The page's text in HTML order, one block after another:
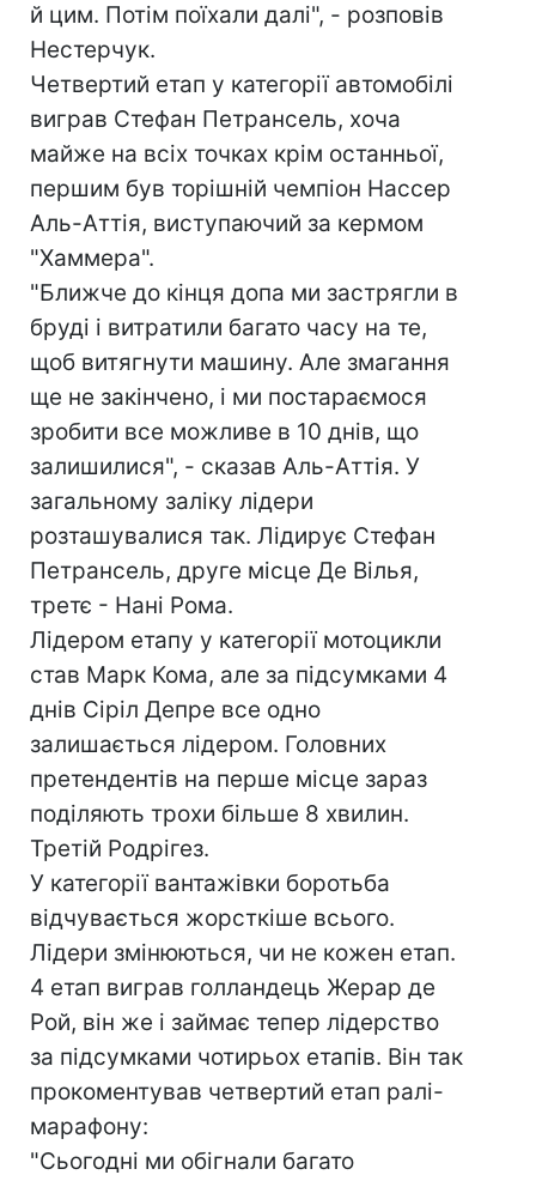
й цим. Потім поїхали далі", - розповів
Нестерчук.
Четвертий етап у категорії автомобілі
виграв Стефан Петрансель, хоча
майже на всіх точках крім останньої,
першим був торішній чемпіон Нассер
Аль-Аттія, виступаючий за кермом
"Хаммера".
"Ближче до кінця допа ми застрягли в
бруді і витратили багато часу на те,
щоб витягнути машину. Але змагання
ще не закінчено, і ми постараємося
зробити все можливе в 10 днів, що
залишилися", - сказав Аль-Аттія. У
загальному заліку лідери
розташувалися так. Лідирує Стефан
Петрансель, друге місце Де Вілья,
третє - Нані Рома.
Лідером етапу у категорії мотоцикли
став Марк Кома, але за підсумками 4
днів Сіріл Депре все одно
залишається лідером. Головних
претендентів на перше місце зараз
поділяють трохи більше 8 хвилин.
Третій Родрігез.
У категорії вантажівки боротьба
відчувається жорсткіше всього.
Лідери змінюються, чи не кожен етап.
4 етап виграв голландець Жерар де
Рой, він же і займає тепер лідерство
за підсумками чотирьох етапів. Він так
прокоментував четвертий етап ралі-
марафону:
"Сьогодні ми обігнали багато